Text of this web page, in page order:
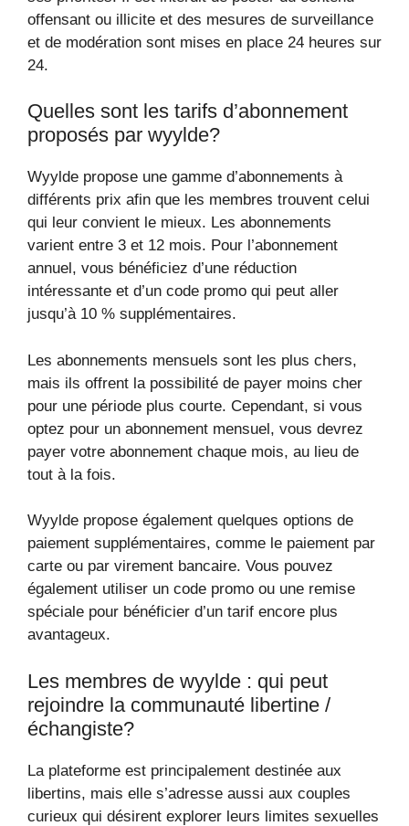
offensant ou illicite et des mesures de surveillance
et de modération sont mises en place 24 heures sur
24.
Quelles sont les tarifs d’abonnement
proposés par wyylde?
Wyylde propose une gamme d’abonnements à
différents prix afin que les membres trouvent celui
qui leur convient le mieux. Les abonnements
varient entre 3 et 12 mois. Pour l’abonnement
annuel, vous bénéficiez d’une réduction
intéressante et d’un code promo qui peut aller
jusqu’à 10 % supplémentaires.
Les abonnements mensuels sont les plus chers,
mais ils offrent la possibilité de payer moins cher
pour une période plus courte. Cependant, si vous
optez pour un abonnement mensuel, vous devrez
payer votre abonnement chaque mois, au lieu de
tout à la fois.
Wyylde propose également quelques options de
paiement supplémentaires, comme le paiement par
carte ou par virement bancaire. Vous pouvez
également utiliser un code promo ou une remise
spéciale pour bénéficier d’un tarif encore plus
avantageux.
Les membres de wyylde : qui peut
rejoindre la communauté libertine /
échangiste?
La plateforme est principalement destinée aux
libertins, mais elle s’adresse aussi aux couples
curieux qui désirent explorer leurs limites sexuelles